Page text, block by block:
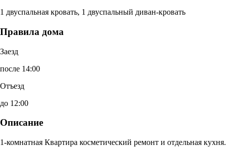
1 двуспальная кровать, 1 двуспальный диван-кровать
Правила дома
Заезд
после 14:00
Отъезд
до 12:00
Описание
1-комнатная Квартира косметический ремонт и отдельная кухня.